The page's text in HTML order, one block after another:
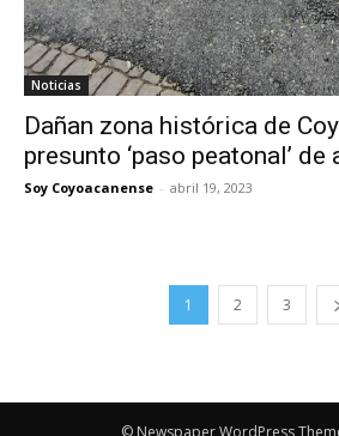
Noticias
Dañan zona histórica de
presunto ‘paso peatonal’
Soy Coyoacanense - abril 19, 2023
1 2 3
© Newspaper WordPress